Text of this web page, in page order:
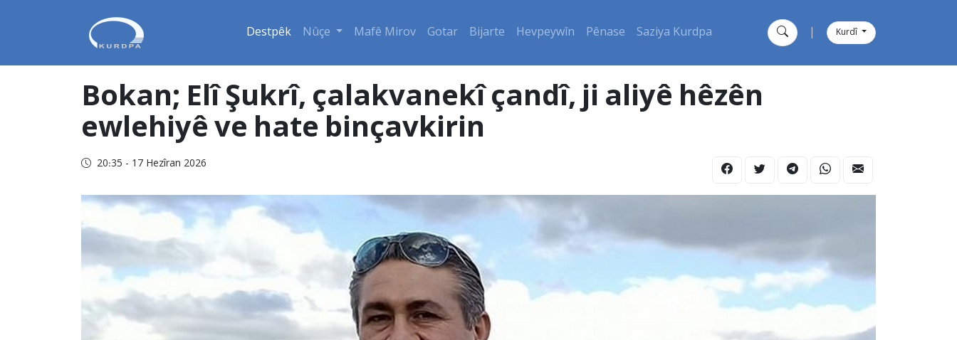
Destpêk Nûçe Mafê Mirov Gotar Bijarte Hevpeywîn Pênase Saziya Kurdpa Kurdî
Bokan; Elî Şukrî, çalakvanekî çandî, ji aliyê hêzên
ewlehiyê ve hate binçavkirin
20:35 - 17 Hezîran 2026